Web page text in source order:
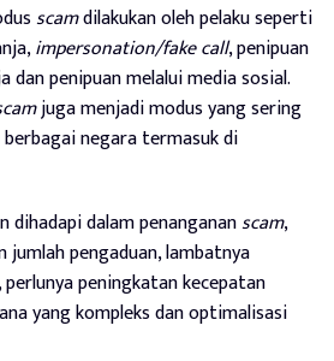
scamdilakukan oleh pelaku seperti
impersonation/fake call, penipuan
dan penipuan melalui media sosial.
juga menjadi modus yang sering
negara termasuk di
dihadapi dalam penangananscam,
jumlah pengaduan, lambatnya
peningkatan kecepatan
yang kompleks dan optimalisasi